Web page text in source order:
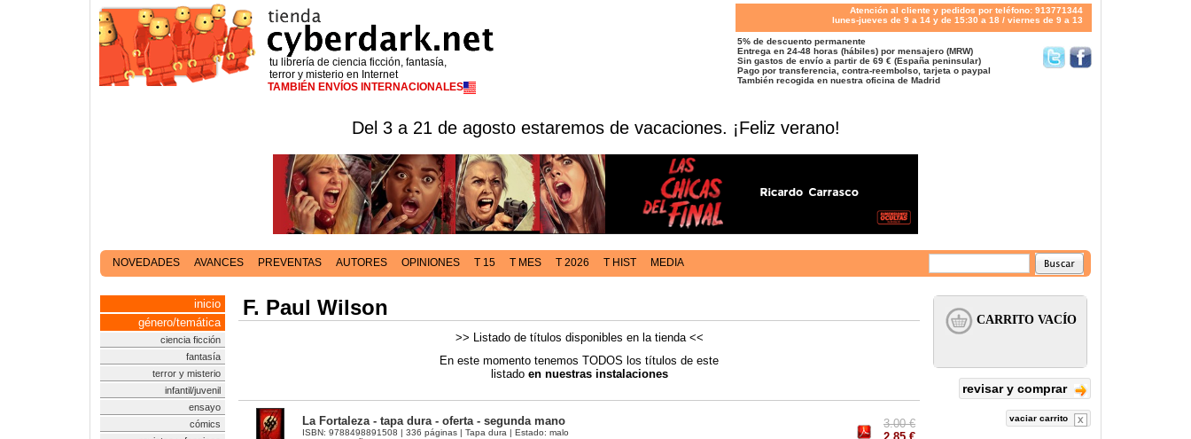
tu librería de ciencia ficción, fantasía,
terror y misterio en Internet
TAMBIÉN ENVÍOS INTERNACIONALES
Atención al cliente y pedidos por teléfono: 913771344
lunes-jueves de 9 a 14 y de 15:30 a 18 / viernes de 9 a 13
5% de descuento permanente
Entrega en 24-48 horas (hábiles) por mensajero (MRW)
Sin gastos de envío a partir de 69 € (España peninsular)
Pago por transferencia, contra-reembolso, tarjeta o paypal
También recogida en nuestra oficina de Madrid
Del 3 a 21 de agosto estaremos de vacaciones. ¡Feliz verano!
NOVEDADES AVANCES PREVENTAS AUTORES OPINIONES T 15 T MES T 2026 T HIST MEDIA
inicio
género/temática
ciencia ficción
fantasía
terror y misterio
infantil/juvenil
ensayo
cómics
F. Paul Wilson
>> Listado de títulos disponibles en la tienda <<
En este momento tenemos TODOS los títulos de este
listado en nuestras instalaciones
La Fortaleza - tapa dura - oferta - segunda mano
ISBN: 9788498891508 | 336 páginas | Tapa dura | Estado: malo
3.00 €
revisar y comprar
vaciar carrito